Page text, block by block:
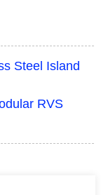
Steel Island
RVS